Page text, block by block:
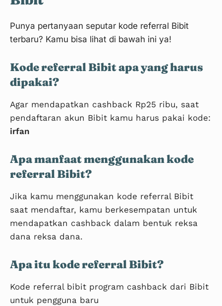
Langkah 7
Punya pertanyaan seputar kode referral Bibit
terbaru? Kamu bisa lihat di bawah ini ya!
Kode referral Bibit apa yang harus
dipakai?
Agar mendapatkan cashback Rp25 ribu, saat
pendaftaran akun Bibit kamu harus pakai kode:
irfan
Apa manfaat menggunakan kode
referral Bibit?
Jika kamu menggunakan kode referral Bibit
saat mendaftar, kamu berkesempatan untuk
mendapatkan cashback dalam bentuk reksa
dana reksa dana.
Apa itu kode referral Bibit?
Kode referral bibit program cashback dari Bibit
untuk pengguna baru